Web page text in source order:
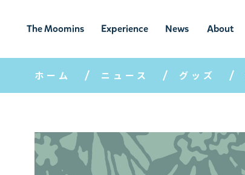
The Moomins
ムーミンの
世界
Experience
ムーミンの世
界を楽しむ
News
ニュ
ース
About
ムーミン
について
ホーム ニュース グッズ